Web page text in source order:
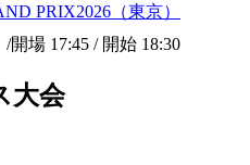
PRIX2026（東京）
/開場 17:45 / 開始 18:30
大会